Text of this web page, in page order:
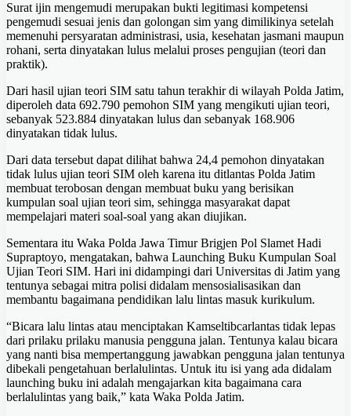
Surat ijin mengemudi merupakan bukti legitimasi kompetensi
pengemudi sesuai jenis dan golongan sim yang dimilikinya setelah
memenuhi persyaratan administrasi, usia, kesehatan jasmani maupun
rohani, serta dinyatakan lulus melalui proses pengujian (teori dan
praktik).
Dari hasil ujian teori SIM satu tahun terakhir di wilayah Polda Jatim,
diperoleh data 692.790 pemohon SIM yang mengikuti ujian teori,
sebanyak 523.884 dinyatakan lulus dan sebanyak 168.906
dinyatakan tidak lulus.
Dari data tersebut dapat dilihat bahwa 24,4 pemohon dinyatakan
tidak lulus ujian teori SIM oleh karena itu ditlantas Polda Jatim
membuat terobosan dengan membuat buku yang berisikan
kumpulan soal ujian teori sim, sehingga masyarakat dapat
mempelajari materi soal-soal yang akan diujikan.
Sementara itu Waka Polda Jawa Timur Brigjen Pol Slamet Hadi
Supraptoyo, mengatakan, bahwa Launching Buku Kumpulan Soal
Ujian Teori SIM. Hari ini didampingi dari Universitas di Jatim yang
tentunya sebagai mitra polisi didalam mensosialisasikan dan
membantu bagaimana pendidikan lalu lintas masuk kurikulum.
“Bicara lalu lintas atau menciptakan Kamseltibcarlantas tidak lepas
dari prilaku prilaku manusia pengguna jalan. Tentunya kalau bicara
yang nanti bisa mempertanggung jawabkan pengguna jalan tentunya
dibekali pengetahuan berlalulintas. Untuk itu isi yang ada didalam
launching buku ini adalah mengajarkan kita bagaimana cara
berlalulintas yang baik,” kata Waka Polda Jatim.